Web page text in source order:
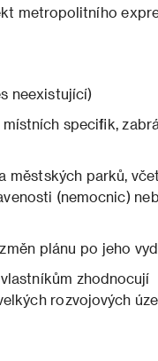
metropolitního
neexistující)
specifik,
parků,
(nemocnic)
plánu po jeho
zhodnocují
rozvojových